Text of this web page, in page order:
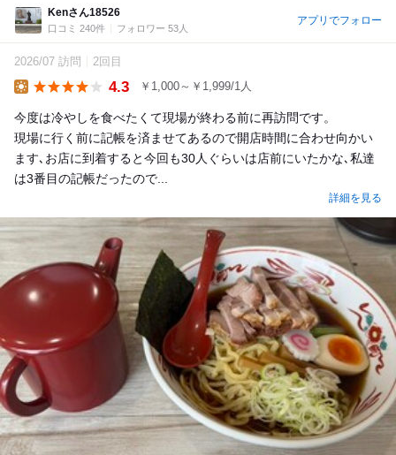
Kenさん18526
口コミ 240件 フォロワー 53人
アプリでフォロー
2026/07 訪問 2回目
4.3 ￥1,000～￥1,999/1人
今度は冷やしを食べたくて現場が終わる前に再訪問です。
現場に行く前に記帳を済ませてあるので開店時間に合わせ向かい
ます､お店に到着すると今回も30人ぐらいは店前にいたかな､私達
は3番目の記帳だったので...
詳細を見る